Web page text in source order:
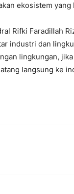
ekosistem yang
Rifki Faradillah
industri dan
lingkungan,
langsung ke